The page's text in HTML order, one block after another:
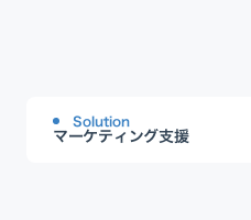
Solution
マーケティング支援